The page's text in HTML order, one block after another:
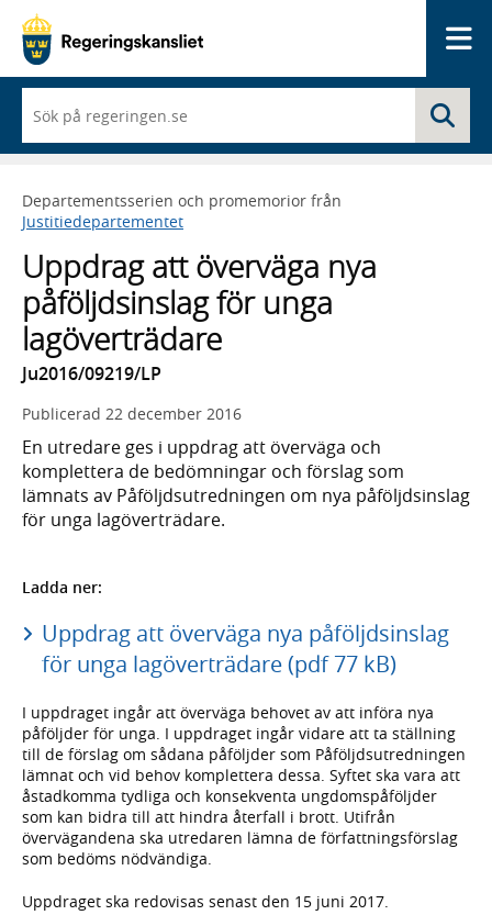
du
börjar
skriva
framträder
en
med
sökförslag
Departementsserien och promemorior från
Justitiedepartementet
Uppdrag att överväga nya
påföljdsinslag för unga
lagöverträdare
Ju2016/09219/LP
Publicerad 22 december 2016
En utredare ges i uppdrag att överväga och
komplettera de bedömningar och förslag som
lämnats av Påföljdsutredningen om nya påföljdsinslag
för unga lagöverträdare.
Ladda ner:
Uppdrag att överväga nya påföljdsinslag
för unga lagöverträdare (pdf 77 kB)
I uppdraget ingår att överväga behovet av att införa nya
påföljder för unga. I uppdraget ingår vidare att ta ställning
till de förslag om sådana påföljder som Påföljdsutredningen
lämnat och vid behov komplettera dessa. Syftet ska vara att
åstadkomma tydliga och konsekventa ungdomspåföljder
som kan bidra till att hindra återfall i brott. Utifrån
övervägandena ska utredaren lämna de författningsförslag
som bedöms nödvändiga.
Uppdraget ska redovisas senast den 15 juni 2017.